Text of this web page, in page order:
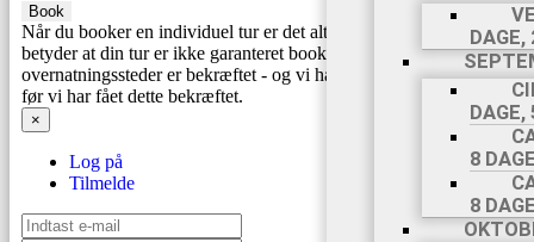
8
8
Book
Når du booker en individuel tur er det altid på forespørgsel. Det
betyder at din tur er ikke garanteret booket før alle
overnatningssteder er bekræftet - og vi hæver ikke din betaling
før vi har fået dette bekræftet.
×
Log på
Tilmelde